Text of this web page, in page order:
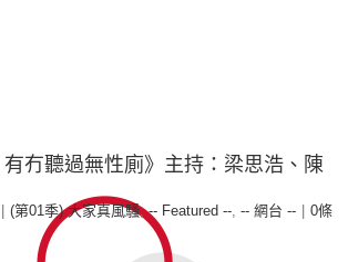
有冇聽過無性廁》主持：梁思浩、陳
(第01季) 大家真風騷,-- Featured --, -- 網台 --
0條